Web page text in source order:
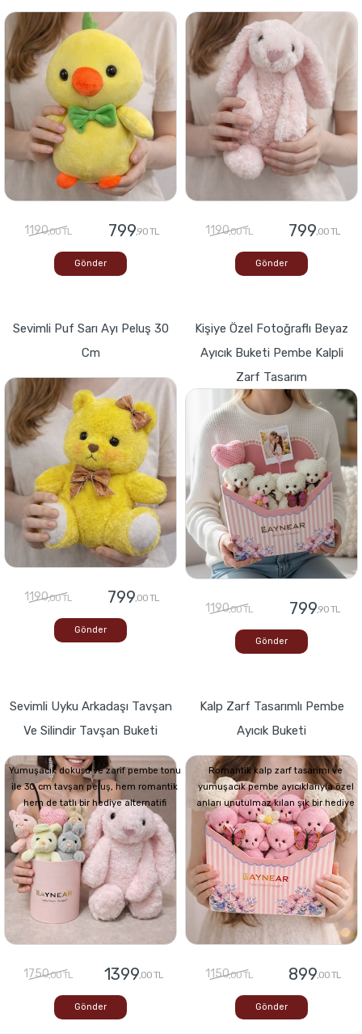
1190,00 TL 799,90 TL
Gönder
1190,00 TL 799,00 TL
Gönder
Sevimli Puf Sarı Ayı Peluş 30
Cm
1190,00 TL 799,00 TL
Gönder
Kişiye Özel Fotoğraflı Beyaz
Ayıcık Buketi Pembe Kalpli
Zarf Tasarım
1190,00 TL 799,90 TL
Gönder
Sevimli Uyku Arkadaşı Tavşan
Ve Silindir Tavşan Buketi
Yumuşacık dokusu ve zarif pembe tonu
ile 30 cm tavşan peluş, hem romantik
hem de tatlı bir hediye alternatifi
1750,00 TL 1399,00 TL
Gönder
Kalp Zarf Tasarımlı Pembe
Ayıcık Buketi
Romantik kalp zarf tasarımı ve
yumuşacık pembe ayıcıklarıyla özel
anları unutulmaz kılan şık bir hediye
1150,00 TL 899,00 TL
Gönder